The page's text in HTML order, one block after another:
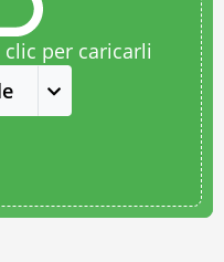
per caricarli